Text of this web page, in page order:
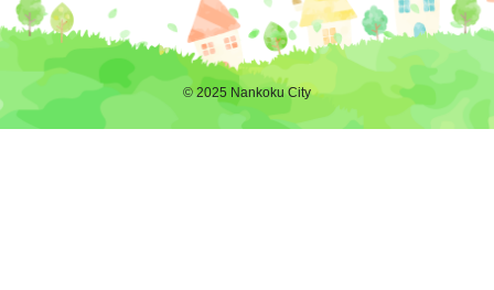
© 2025 Nankoku City